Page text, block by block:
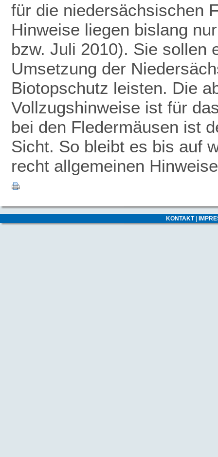
für die niedersächsischen
Hinweise liegen bislang
bzw. Juli 2010). Sie sollen
Umsetzung der
Biotopschutz leisten. Die
Vollzugshinweise ist für
bei den Fledermäusen ist
Sicht. So bleibt es bis auf
recht allgemeinen
KONTAKT|